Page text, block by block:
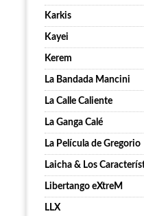
Karkis
Kayei
Kerem
La Bandada Mancini
La Calle Caliente
La Ganga Calé
La Película de Gregorio
Laicha & Los
Libertango eXtreM
LLX